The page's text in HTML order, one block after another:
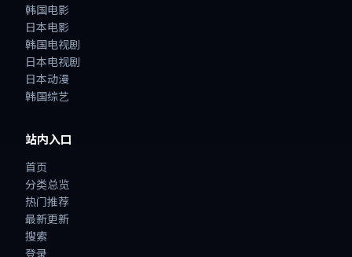
韩国电影
日本电影
韩国电视剧
日本电视剧
日本动漫
韩国综艺
站内入口
首页
分类总览
热门推荐
最新更新
搜索
登录